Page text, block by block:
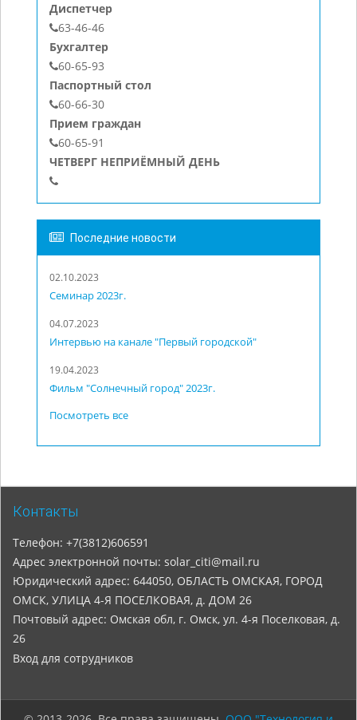
Диспетчер
63-46-46
Бухгалтер
60-65-93
Паспортный стол
60-66-30
Прием граждан
60-65-91
ЧЕТВЕРГ НЕПРИЁМНЫЙ ДЕНЬ
Последние новости
02.10.2023
Семинар 2023г.
04.07.2023
Интервью на канале "Первый городской"
19.04.2023
Фильм "Солнечный город" 2023г.
Посмотреть все
Контакты
Телефон: +7(3812)606591
Адрес электронной почты: solar_citi@mail.ru
Юридический адрес: 644050, ОБЛАСТЬ ОМСКАЯ, ГОРОД
ОМСК, УЛИЦА 4-Я ПОСЕЛКОВАЯ, д. ДОМ 26
Почтовый адрес: Омская обл, г. Омск, ул. 4-я Поселковая, д.
26
Вход для сотрудников